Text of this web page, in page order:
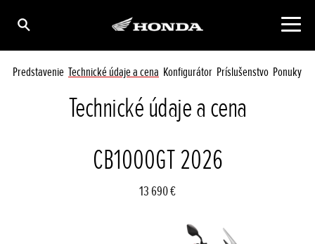
Predstavenie Technické údaje a cena Konfigurátor Príslušenstvo Ponuky
Technické údaje a cena
CB1000GT 2026
13 690 €